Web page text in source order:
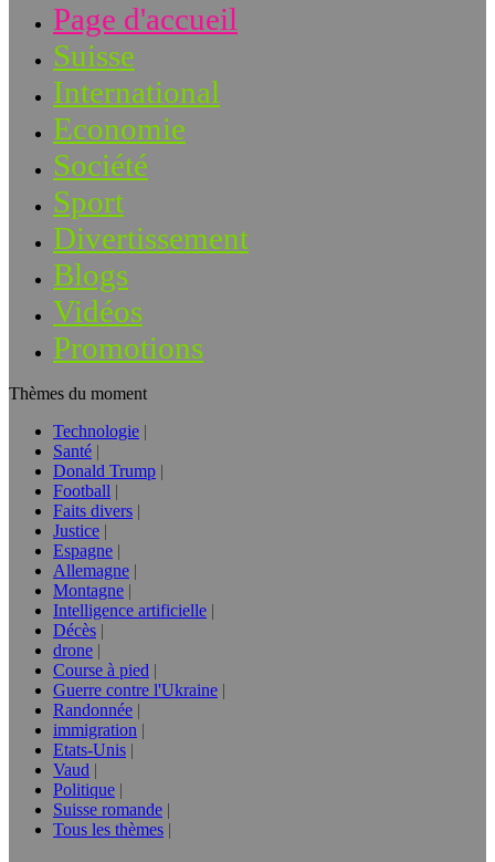
Page d'accueil
Suisse
International
Economie
Société
Sport
Divertissement
Blogs
Vidéos
Promotions
Thèmes du moment
Technologie
Santé
Donald Trump
Football
Faits divers
Justice
Espagne
Allemagne
Montagne
Intelligence artificielle
Décès
drone
Course à pied
Guerre contre l'Ukraine
Randonnée
immigration
Etats-Unis
Vaud
Politique
Suisse romande
Tous les thèmes